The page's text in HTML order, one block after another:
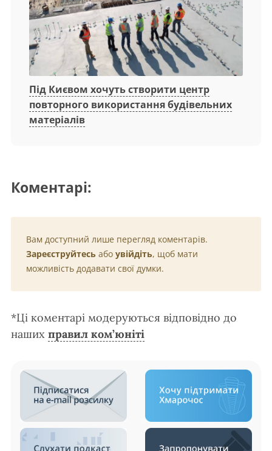
Під Києвом хочуть створити центр
повторного використання будівельних
матеріалів
Коментарі:
Вам доступний лише перегляд коментарів.
Зареєструйтесь або увійдіть, щоб мати
можливість додавати свої думки.
*Ці коментарі модеруються відповідно до
наших правил ком’юніті